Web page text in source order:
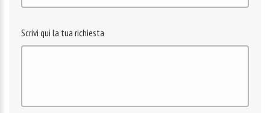
Scrivi qui la tua richiesta